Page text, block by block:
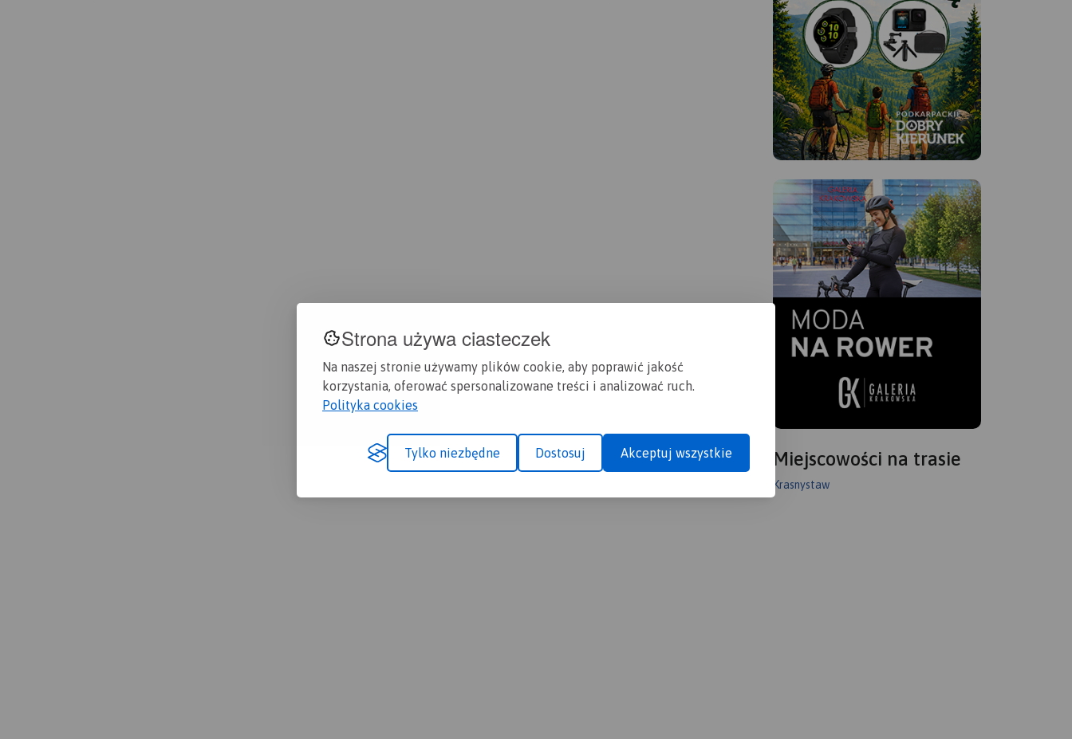
Strona używa ciasteczek
Na naszej stronie używamy plików cookie, aby poprawić jakość
korzystania, oferować spersonalizowane treści i analizować ruch.
Polityka cookies
Tylko niezbędne Dostosuj Akceptuj wszystkie Miejscowości na trasie
Krasnystaw